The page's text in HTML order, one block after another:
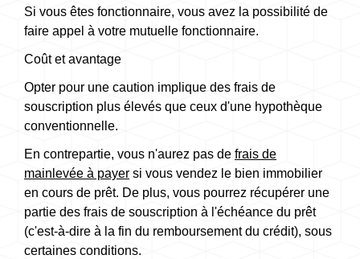
Si vous êtes fonctionnaire, vous avez la possibilité de
faire appel à votre mutuelle fonctionnaire.
Coût et avantage
Opter pour une caution implique des frais de
souscription plus élevés que ceux d'une hypothèque
conventionnelle.
En contrepartie, vous n'aurez pas de frais de
mainlevée à payer si vous vendez le bien immobilier
en cours de prêt. De plus, vous pourrez récupérer une
partie des frais de souscription à l'échéance du prêt
(c'est-à-dire à la fin du remboursement du crédit), sous
certaines conditions.